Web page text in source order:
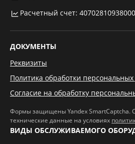
Расчетный счет:
ДОКУМЕНТЫ
Реквизиты
Политика обработки
Согласие на обработку
Формы защищены Yandex SmartCaptcha.
технические данные на условиях
ВИДЫ ОБСЛУЖИВАЕМОГО